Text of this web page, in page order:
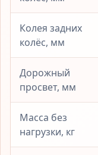
Колея задних
колёс, мм
Дорожный
просвет, мм
Масса без
нагрузки, кг